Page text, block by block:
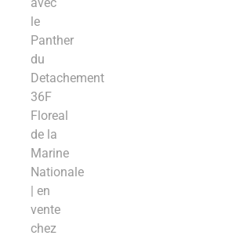
le
Panther
du
Detachement
36F
Floreal
de la
Marine
Nationale
| en
vente
chez